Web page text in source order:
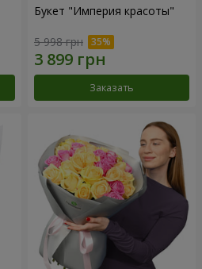
Букет "Империя красоты"
5 998 грн
Заказать